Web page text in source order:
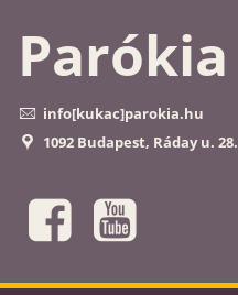
Parókia
info[kukac]parokia.hu
1092 Budapest, Ráday u. 28.